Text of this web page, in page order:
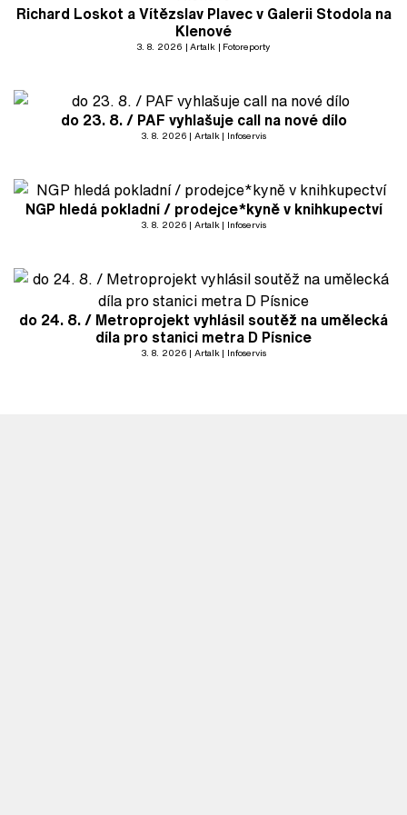
Richard Loskot a Vítězslav Plavec v Galerii Stodola na
Klenové
3. 8. 2026 Artalk Fotoreporty
do 23. 8. / PAF vyhlašuje call na nové dílo
3. 8. 2026 Artalk Infoservis
NGP hledá pokladní / prodejce*kyně v knihkupectví
3. 8. 2026 Artalk Infoservis
do 24. 8. / Metroprojekt vyhlásil soutěž na umělecká
díla pro stanici metra D Písnice
3. 8. 2026 Artalk Infoservis